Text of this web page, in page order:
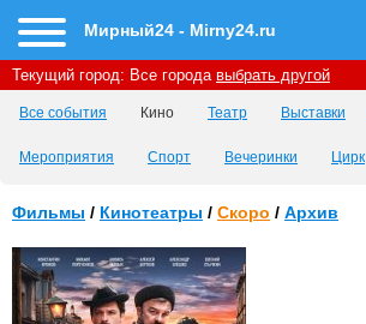
Мирный24 - Mirny24.ru
Текущий город: Все города выбрать другой
Все события Кино Театр Выставки
Мероприятия Спорт Вечеринки Цирк
Фильмы / Кинотеатры / Скоро / Архив